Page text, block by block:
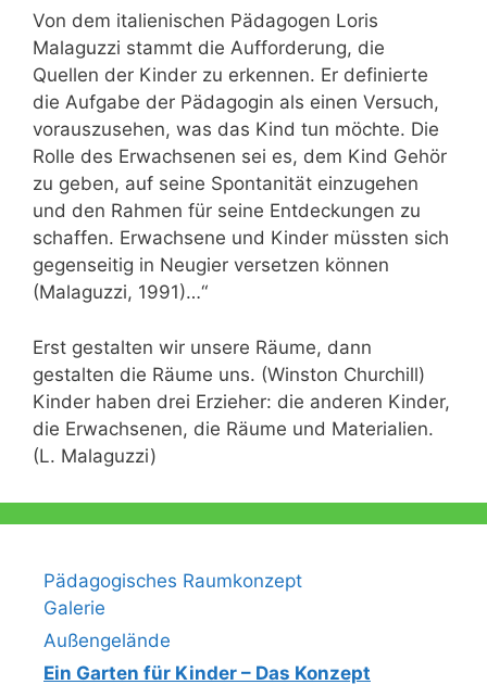
Von dem italienischen Pädagogen Loris
Malaguzzi stammt die Aufforderung, die
Quellen der Kinder zu erkennen. Er definierte
die Aufgabe der Pädagogin als einen Versuch,
vorauszusehen, was das Kind tun möchte. Die
Rolle des Erwachsenen sei es, dem Kind Gehör
zu geben, auf seine Spontanität einzugehen
und den Rahmen für seine Entdeckungen zu
schaffen. Erwachsene und Kinder müssten sich
gegenseitig in Neugier versetzen können
(Malaguzzi, 1991)…“
Erst gestalten wir unsere Räume, dann
gestalten die Räume uns. (Winston Churchill)
Kinder haben drei Erzieher: die anderen Kinder,
die Erwachsenen, die Räume und Materialien.
(L. Malaguzzi)
Pädagogisches Raumkonzept
Galerie
Außengelände
Ein Garten für Kinder – Das Konzept